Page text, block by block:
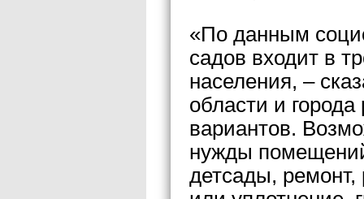
«По данным
садов входит в
населения, –
области и
вариантов.
нужды
детсады,